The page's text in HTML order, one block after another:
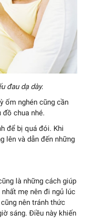
đau dạ dày.
ốm nghén cũng cần
đồ chua nhé.
để bị quá đói. Khi
lên và dẫn đến những
là những cách giúp
mẹ nên đi ngủ lúc
nên tránh thức
sáng. Điều này khiến